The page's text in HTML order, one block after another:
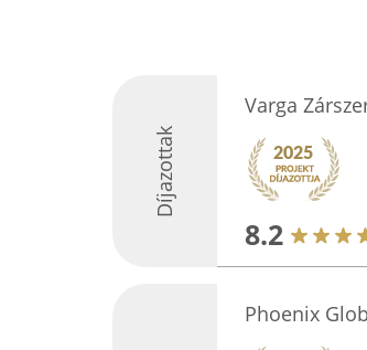
Díjazottak
Varga
8.2
Phoenix